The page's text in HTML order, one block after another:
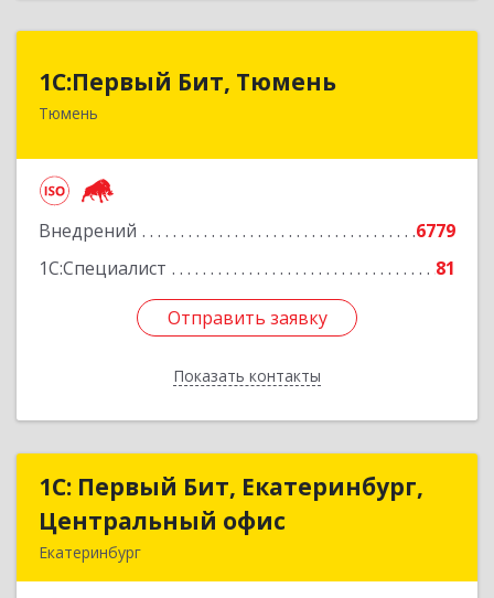
1С:Первый Бит, Тюмень
Тюмень
Внедрений
6779
1С:Специалист
81
Отправить заявку
Показать контакты
1С:Первый Бит, Тюмень
625000, Тюменская обл, Тюмень г, Республики
Отправить заявку
Назад
1С: Первый Бит, Екатеринбург,
Центральный офис
Екатеринбург
1С: Первый Бит, Екатеринбург,
Центральный офис